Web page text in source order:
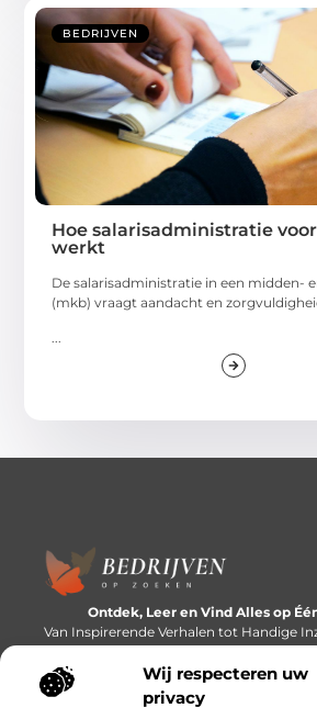
Wij respecteren uw
privacy
BEDRIJVEN
Hoe salarisadministratie
werkt
De salarisadministratie in een midden-
(mkb) vraagt aandacht en
Ontdek, Leer en Vind Alles op
Van Inspirerende Verhalen tot Handige
Binnen Handbereik.
Bericht categorie